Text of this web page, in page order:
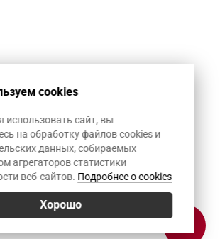
cookies
использовать сайт, вы
на обработку файлов cookies и
данных, собираемых
агрегаторов статистики
веб-сайтов. Подробнее о cookies
Хорошо